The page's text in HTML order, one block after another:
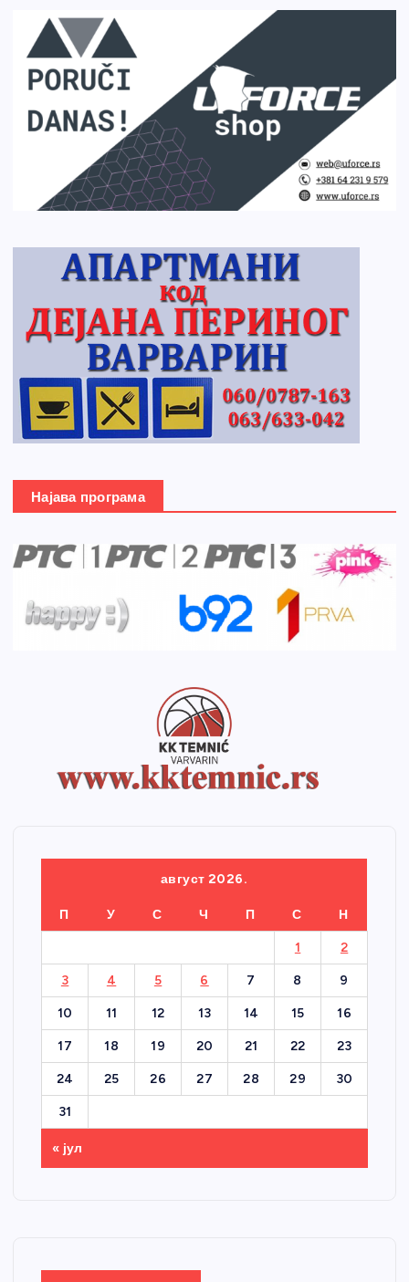
Најава програма
август 2026.
П У С Ч П С Н
1 2
3 4 5 6 7 8 9
10 11 12 13 14 15 16
17 18 19 20 21 22 23
24 25 26 27 28 29 30
31
« јул